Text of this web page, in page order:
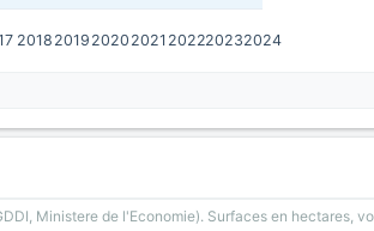
2018201920202021202220232024
Ministere de l'Economie). Surfaces en hectares,